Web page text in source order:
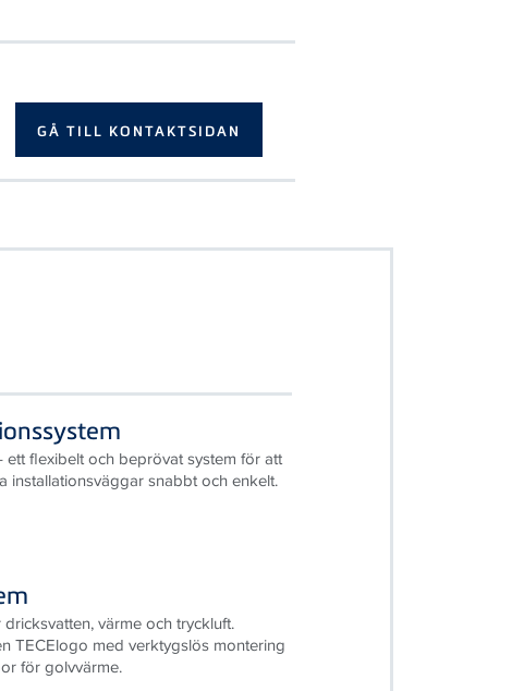
installationsväggar snabbt och enkelt.
TECElogo med verktygslös montering
för golvvärme.